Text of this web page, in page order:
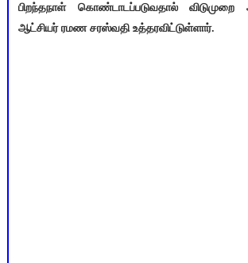
பிறந்தநாள் கொண்டாடப்படுவதால் விடுமுறை
ஆட்சியர் ரமண சரஸ்வதி உத்தரவிட்டுள்ளார்.